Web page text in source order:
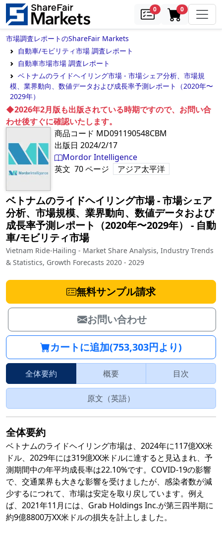
0samples0in cart
市場調査レポートのShareFair Markets
自動車/モビリティ市場 調査レポート
自動車市場市場 調査レポート
ベトナムのライドヘイリング市場 - 市場シェア分析、市場規
模、業界動向、数値データおよび成長率予測レポート（2020年〜
2029年）
◆2026年2月版も出版されている時期ですので、お問い合
わせ後すぐに確認いたします。
商品コード MD091190548CBM
出版日 2024/2/17
Mordor Intelligence
英文 70ページ アジア太平洋
ベトナムのライドヘイリング市場 - 市場シェア
分析、市場規模、業界動向、数値データおよび
成長率予測レポート（2020年〜2029年）
‐ 自動
車/モビリティ市場
Vietnam Ride-Hailing - Market Share Analysis, Industry Trends
& Statistics, Growth Forecasts 2020 - 2029
無料サンプル請求
お問い合わせ
カートに追加(753,303円より)
全体要約 概要 目次
原文（英語）
全体要約
ベトナムのライドヘイリング市場は、2024年に117億XX米
ドル、2029年には319億XX米ドルに達すると見込まれ、予
測期間中の年平均成長率は22.10%です。COVID-19の影響
で、交通業界も大きな影響を受けましたが、感染者数が減
少するにつれて、市場は安定を取り戻しています。例え
ば、2021年11月には、Grab Holdings Inc.が第三四半期に
約9億8800万XX米ドルの損失を計上しました。